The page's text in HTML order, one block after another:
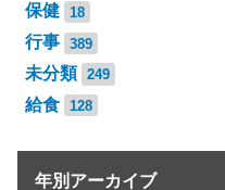
保健 18
行事 389
未分類 249
給食 128
年別アーカイブ